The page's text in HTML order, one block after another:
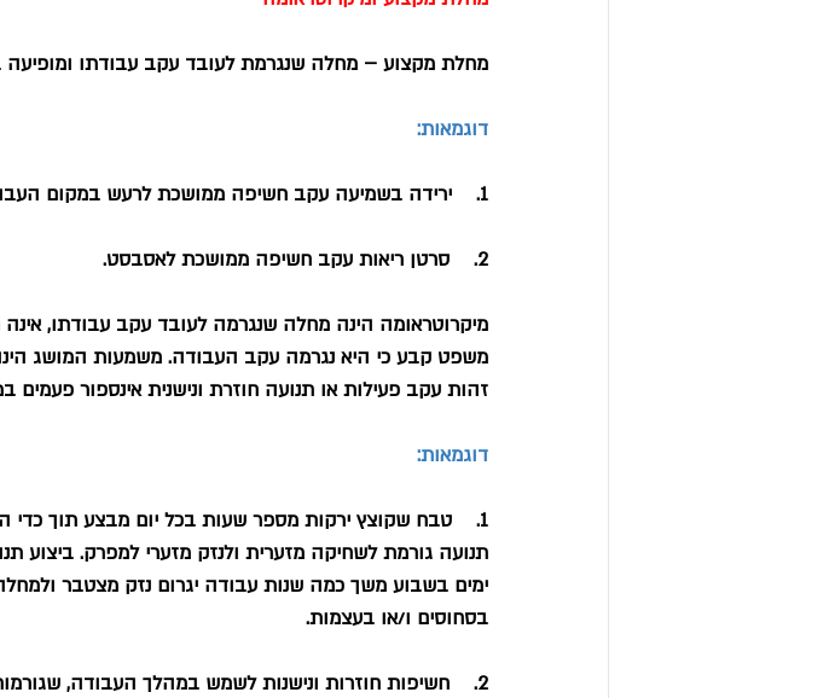
מחלת מקצוע – מחלה שנגרמת לעובד עקב עבודתו
דוגמאות:
1.    ירידה בשמיעה עקב חשיפה ממושכת לרעש במקום העבודה.
2.    סרטן ריאות עקב חשיפה ממושכת לאסבסט.
מיקרוטראומה הינה מחלה שנגרמה לעובד עקב עבודתו,
משפט קבע כי היא נגרמה עקב העבודה. משמעות המושג
זהות עקב פעילות או תנועה חוזרת ונישנית אינספור פעמים
דוגמאות:
1.    טבח שקוצץ ירקות מספר שעות בכל יום מבצע תוך כדי
ימים בשבוע משך כמה שנות עבודה יגרום נזק מצטבר
בסחוסים ו/או בעצמות.
2.    חשיפות חוזרות ונישנות לשמש במהלך העבודה, שגורמות לבסוף נזק לעור.